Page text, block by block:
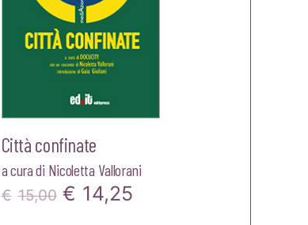
Città confinate
a cura di Nicoletta Vallorani
€ 15,00 Il
€ 14,25Il